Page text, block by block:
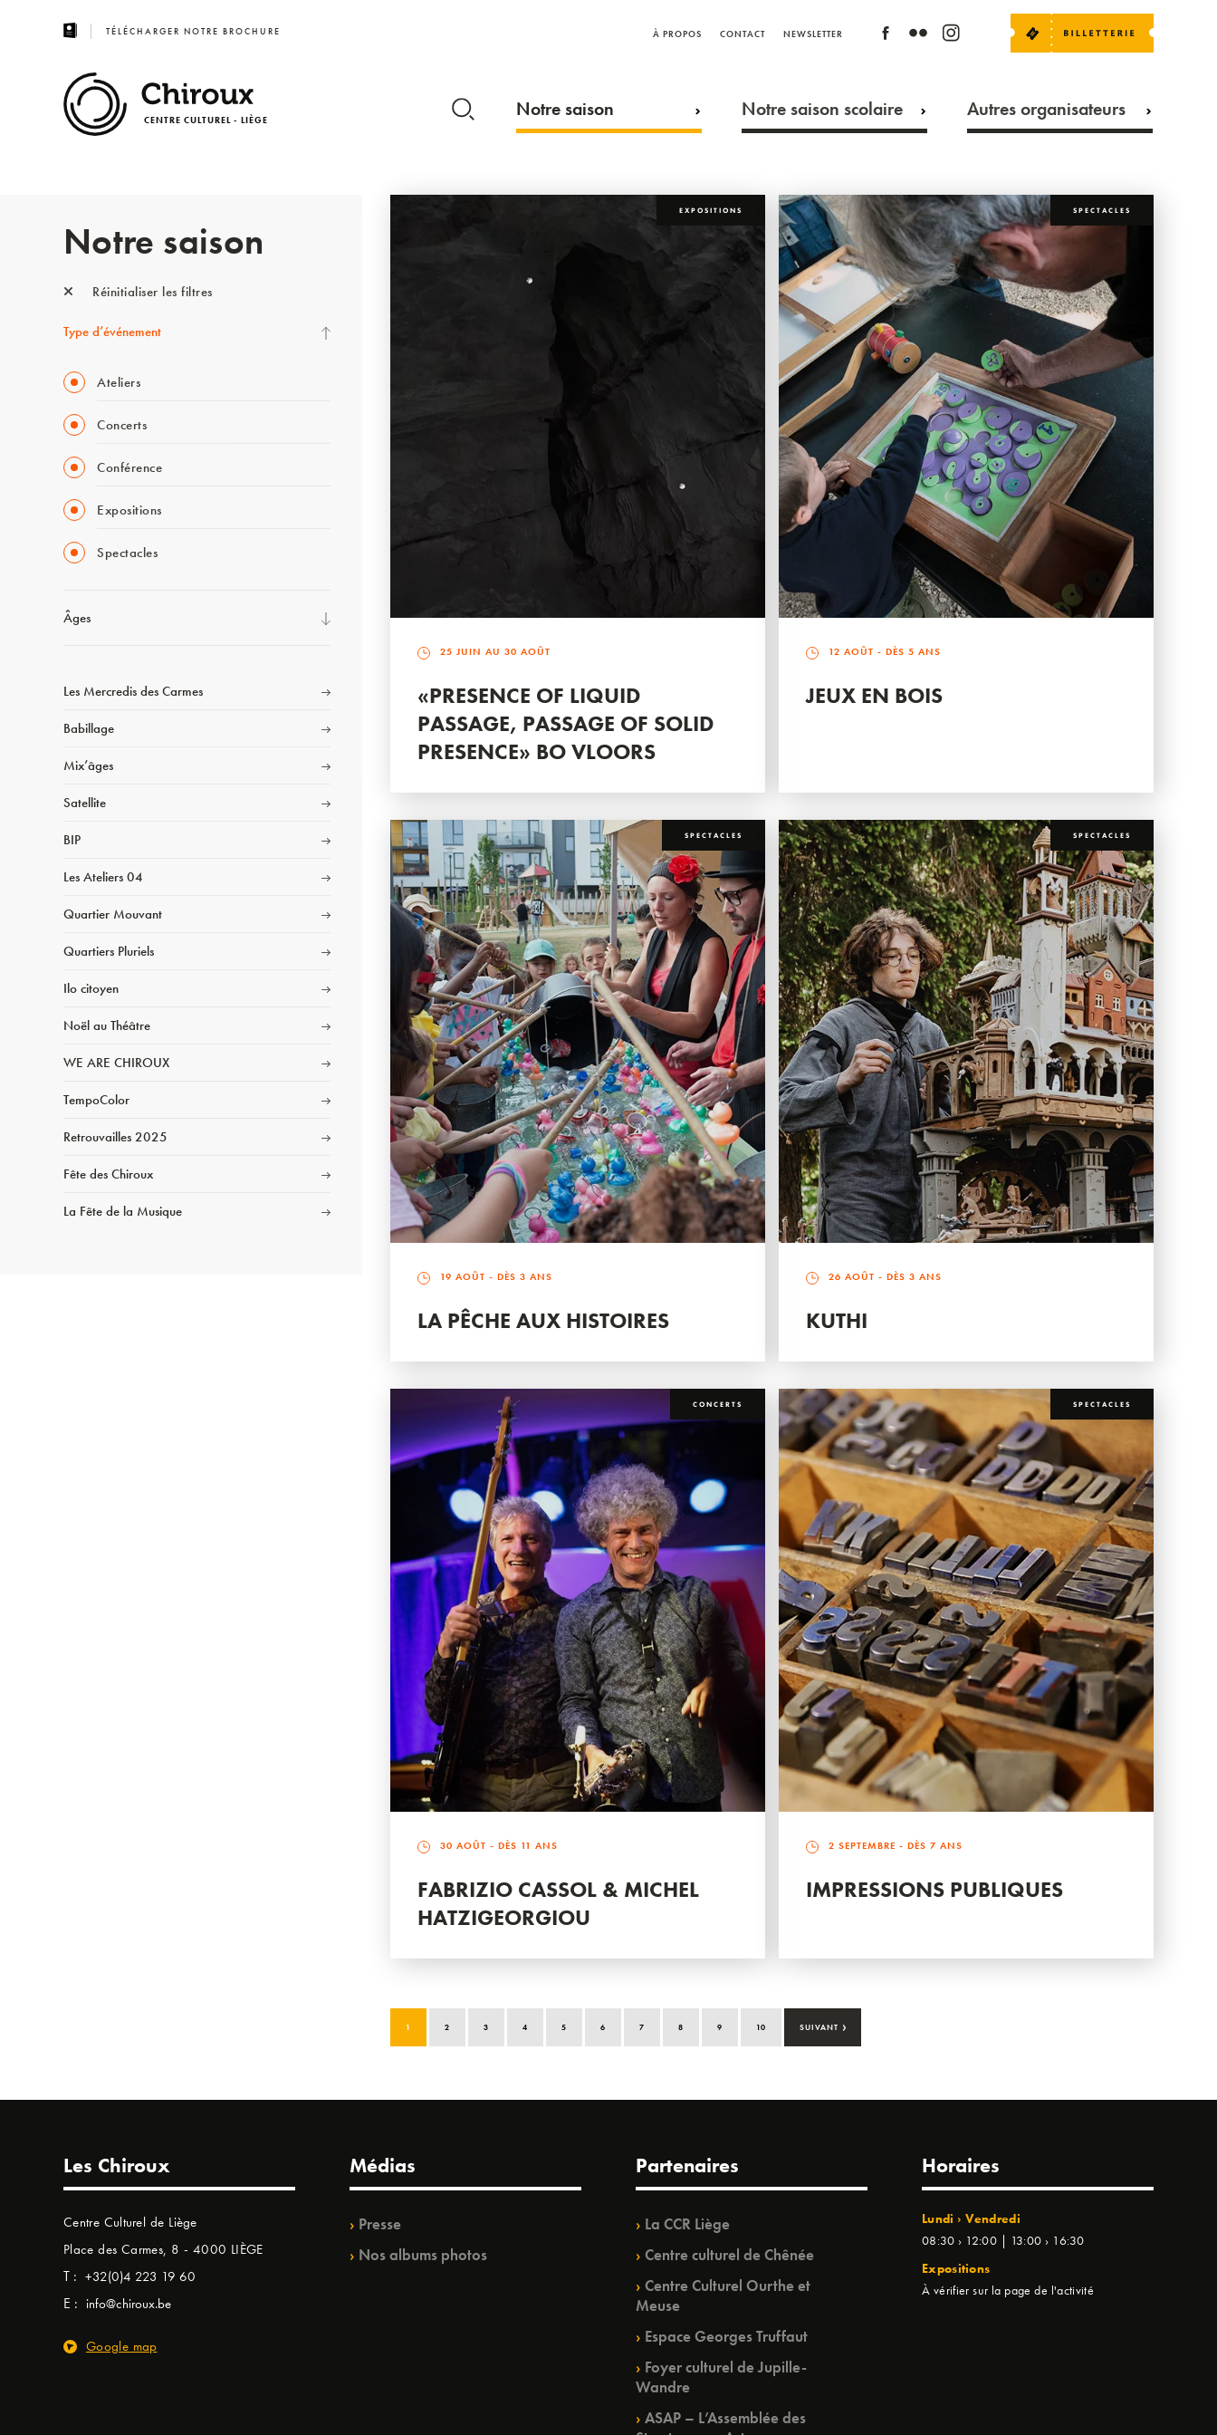
TÉLÉCHARGER NOTRE BROCHURE À PROPOS CONTACT NEWSLETTER
CENTRE CULTUREL - LIÈGE Notre saison Notre saison scolaire Autres organisateurs
Notre saison
Réinitialiser les filtres
Type d’événement
Ateliers
Concerts
Conférence
Expositions
Spectacles
Âges
Les Mercredis des Carmes
Babillage
Mix’âges
Satellite
BIP
Les Ateliers 04
Quartier Mouvant
Quartiers Pluriels
Ilo citoyen
Noël au Théâtre
WE ARE CHIROUX
TempoColor
Retrouvailles 2025
Fête des Chiroux
La Fête de la Musique
EXPOSITIONS
25 JUIN AU 30 AOÛT
«PRESENCE OF LIQUID
PASSAGE, PASSAGE OF SOLID
PRESENCE» BO VLOORS
SPECTACLES
12 AOÛT - DÈS 5 ANS
JEUX EN BOIS
SPECTACLES
19 AOÛT - DÈS 3 ANS
LA PÊCHE AUX HISTOIRES
SPECTACLES
26 AOÛT - DÈS 3 ANS
KUTHI
CONCERTS
30 AOÛT - DÈS 11 ANS
FABRIZIO CASSOL & MICHEL
HATZIGEORGIOU
SPECTACLES
2 SEPTEMBRE - DÈS 7 ANS
IMPRESSIONS PUBLIQUES
1 2 3 4 5 6 7 8 9 10 SUIVANT ›
Les Chiroux
Centre Culturel de Liège
Place des Carmes, 8 - 4000 LIÈGE
T : +32(0)4 223 19 60
E : info@chiroux.be
Google map
Médias
Presse
Nos albums photos
Partenaires
La CCR Liège
Centre culturel de Chênée
Centre Culturel Ourthe et
Meuse
Espace Georges Truffaut
Foyer culturel de Jupille-
Wandre
ASAP – L’Assemblée des
Horaires
Lundi › Vendredi
08:30 › 12:00 | 13:00 › 16:30
Expositions
À vérifier sur la page de l'activité